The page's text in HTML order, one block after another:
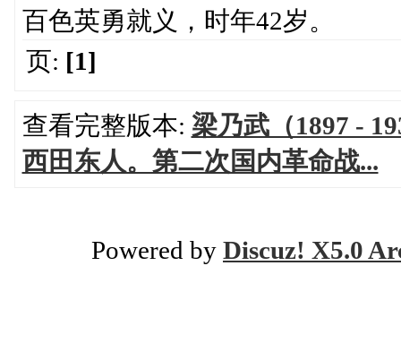
百色英勇就义，时年42岁。
页: [1]
查看完整版本: 梁乃武（1897 -
西田东人。第二次国内革命战...
Powered by Discuz! X5.0